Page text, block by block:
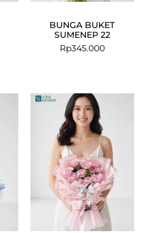
BUNGA BUKET
SUMENEP 22
Rp345.000